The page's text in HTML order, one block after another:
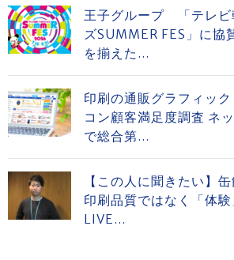
王子グループ 「テレビ
ズSUMMER FES」に
を揃えた...
印刷の通販グラフィッ
コン顧客満足度調査 ネ
で総合第...
【この人に聞きたい】
印刷品質ではなく「体
LIVE...